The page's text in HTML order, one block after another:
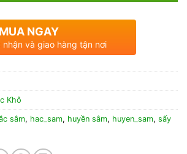
MUA NGAY
nhận và giao hàng tận nơi
Khô
sâm, hac_sam, huyền sâm, huyen_sam, sấy